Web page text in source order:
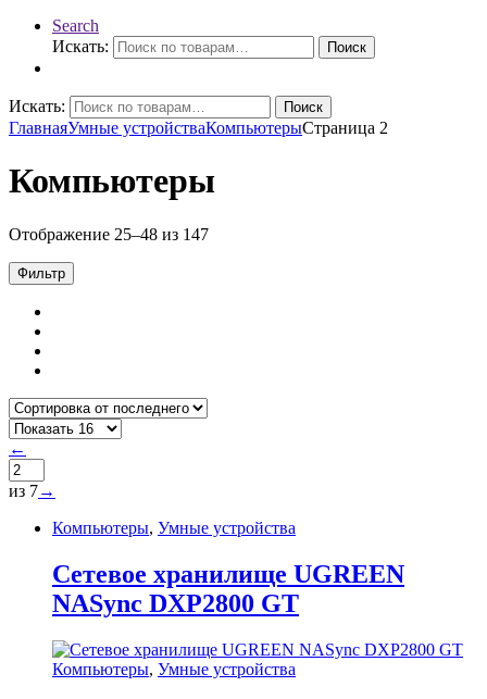
Search
Искать:
Поиск
Искать: Поиск
ГлавнаяУмные устройстваКомпьютерыСтраница 2
Компьютеры
Отображение 25–48 из 147
Фильтр
←
из 7→
Компьютеры, Умные устройства
Cетевое хранилище UGREEN
NASync DXP2800 GT
Компьютеры, Умные устройства